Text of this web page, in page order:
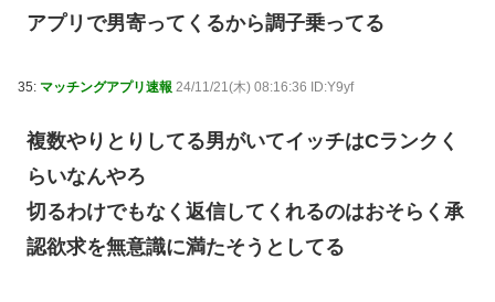
アプリで男寄ってくるから調子乗ってる
35: マッチングアプリ速報 24/11/21(木) 08:16:36 ID:Y9yf
複数やりとりしてる男がいてイッチはCランクく
らいなんやろ
切るわけでもなく返信してくれるのはおそらく承
認欲求を無意識に満たそうとしてる